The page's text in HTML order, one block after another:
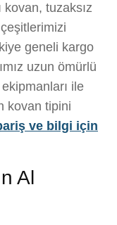
kovan, tuzaksız
geneli kargo
uzun ömürlü
ekipmanları ile
kovan tipini
ve bilgi için
Al